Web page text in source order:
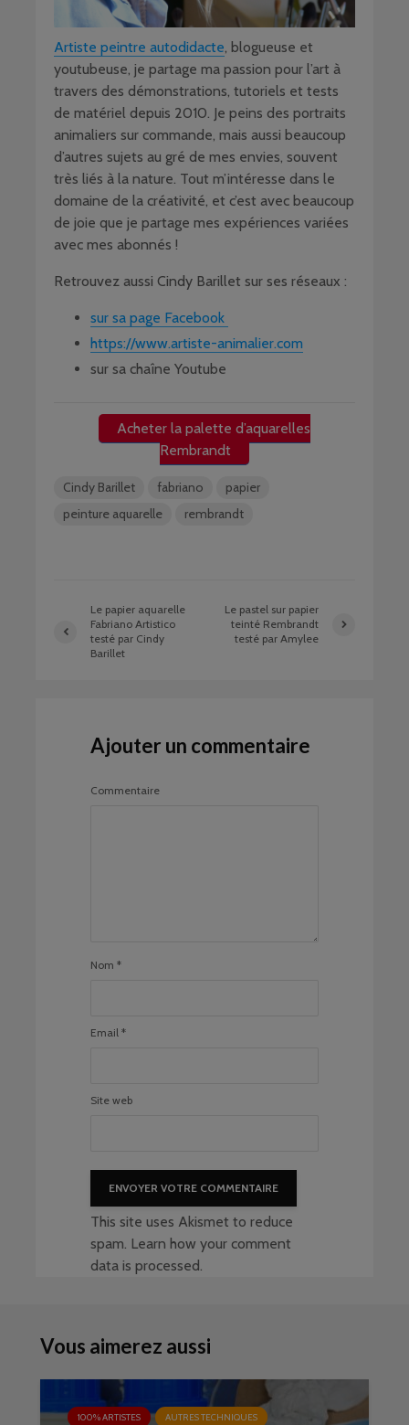
Artiste peintre autodidacte, blogueuse et
youtubeuse, je partage ma passion pour l’art à
travers des démonstrations, tutoriels et tests
de matériel depuis 2010. Je peins des portraits
animaliers sur commande, mais aussi beaucoup
d’autres sujets au gré de mes envies, souvent
très liés à la nature. Tout m’intéresse dans le
domaine de la créativité, et c’est avec beaucoup
de joie que je partage mes expériences variées
avec mes abonnés !
Retrouvez aussi Cindy Barillet sur ses réseaux :
sur sa page Facebook
https://www.artiste-animalier.com
sur sa chaîne Youtube
Acheter la palette d’aquarelles
Rembrandt
Cindy Barillet fabriano
papier
peinture aquarelle
rembrandt
Le papier aquarelle
Fabriano Artistico
testé par Cindy
Barillet
Le pastel sur papier
teinté Rembrandt
testé par Amylee
Ajouter un commentaire
Commentaire
Nom *
Email *
Site web
This site uses Akismet to reduce
spam. Learn how your comment
data is processed.
Vous aimerez aussi
100% ARTISTES AUTRES TECHNIQUES